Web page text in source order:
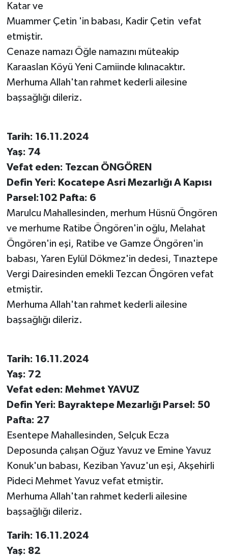
Katar ve
Muammer Çetin 'in babası, Kadir Çetin vefat
etmiştir.
Cenaze namazı Öğle namazını müteakip
Karaaslan Köyü Yeni Camiinde kılınacaktır.
Merhuma Allah'tan rahmet kederli ailesine
başsağlığı dileriz.
Tarih: 16.11.2024
Yaş: 74
Vefat eden: Tezcan ÖNGÖREN
Defin Yeri: Kocatepe Asri Mezarlığı A Kapısı
Parsel:102 Pafta: 6
Marulcu Mahallesinden, merhum Hüsnü Öngören
ve merhume Ratibe Öngören'in oğlu, Melahat
Öngören'in eşi, Ratibe ve Gamze Öngören'in
babası, Yaren Eylül Dökmez'in dedesi, Tınaztepe
Vergi Dairesinden emekli Tezcan Öngören vefat
etmiştir.
Merhuma Allah'tan rahmet kederli ailesine
başsağlığı dileriz.
Tarih: 16.11.2024
Yaş: 72
Vefat eden: Mehmet YAVUZ
Defin Yeri: Bayraktepe Mezarlığı Parsel: 50
Pafta: 27
Esentepe Mahallesinden, Selçuk Ecza
Deposunda çalışan Oğuz Yavuz ve Emine Yavuz
Konuk'un babası, Keziban Yavuz'un eşi, Akşehirli
Pideci Mehmet Yavuz vefat etmiştir.
Merhuma Allah'tan rahmet kederli ailesine
başsağlığı dileriz.
Tarih: 16.11.2024
Yaş: 82